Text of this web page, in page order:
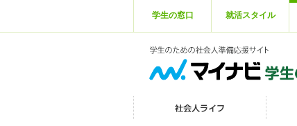
学生の窓口 就活スタイル